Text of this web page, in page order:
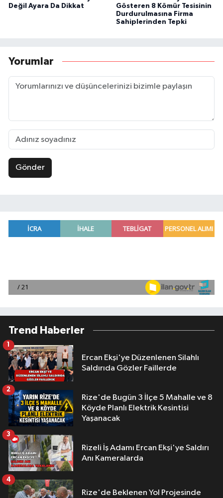
Değil Ayara Da Dikkat
Gösteren 8 Kömür Tesisinin
Durdurulmasına Firma
Sahiplerinden Tepki
Yorumlar
Gönder
Trend Haberler
Ercan Ekşi'ye Düzenlenen Silahlı
Saldırıda Gözler Faillerde
1
Rize'de Bugün 3 İlçe 5 Mahalle ve 8
Köyde Planlı Elektrik Kesintisi
Yaşanacak
2
Rizeli İş Adamı Ercan Ekşi'ye Saldırı
Anı Kameralarda
3
Rize'de Beklenen Yol Projesinde
4